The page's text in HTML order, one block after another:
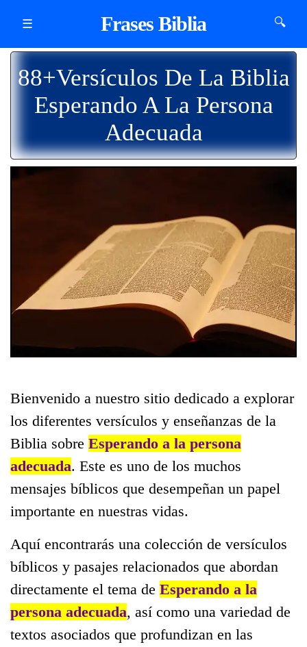
☰ Frases Biblia 🔍
88+Versículos De La Biblia
Esperando A La Persona
Adecuada
Bienvenido a nuestro sitio dedicado a explorar
los diferentes versículos y enseñanzas de la
Biblia sobre Esperando a la persona
adecuada. Este es uno de los muchos
mensajes bíblicos que desempeñan un papel
importante en nuestras vidas.
Aquí encontrarás una colección de versículos
bíblicos y pasajes relacionados que abordan
directamente el tema de Esperando a la
persona adecuada, así como una variedad de
textos asociados que profundizan en las